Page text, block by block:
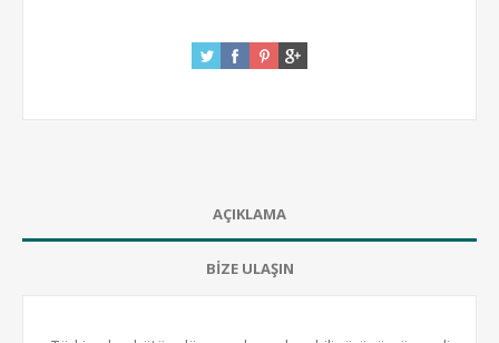
AÇIKLAMA
BİZE ULAŞIN